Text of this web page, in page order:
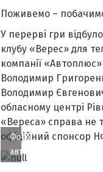
Поживемо –
У перерві гри
клубу «Верес» для
компанії
Володимир
Володимир
обласному центрі
«Вереса» справа не
офіційний спонсор
Фото
автора